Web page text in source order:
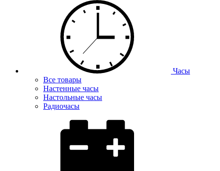
Часы
Все товары
Настенные часы
Настольные часы
Радиочасы